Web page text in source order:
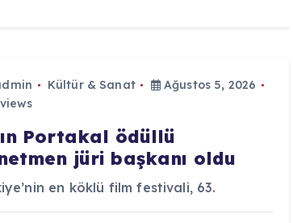
Kültür & Sanat
Ağustos 5, 2026
Portakal ödüllü
jüri başkanı oldu
en köklü film festivali, 63.